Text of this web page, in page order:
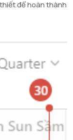
để hoàn thành